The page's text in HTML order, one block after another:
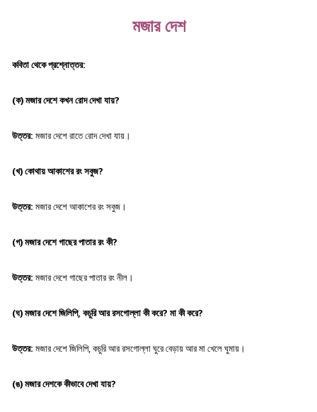
মজার দেশ
কবিতা থেকে প্রশ্নোত্তর:
(ক) মজার দেশে কখন রোদ দেখা যায়?
উত্তর: মজার দেশে রাতে রোদ দেখা যায়।
(খ) কোথায় আকাশের রং সবুজ?
উত্তর: মজার দেশে আকাশের রং সবুজ।
(গ) মজার দেশে গাছের পাতার রং কী?
উত্তর: মজার দেশে গাছের পাতার রং নীল।
(ঘ) মজার দেশে জিলিপি, কচুরি আর রসগোল্লা কী করে? মা কী করে?
উত্তর: মজার দেশে জিলিপি, কচুরি আর রসগোল্লা ঘুরে বেড়ায় আর মা খেলে ঘুমায়।
(ঙ) মজার দেশকে কীভাবে দেখা যায়?